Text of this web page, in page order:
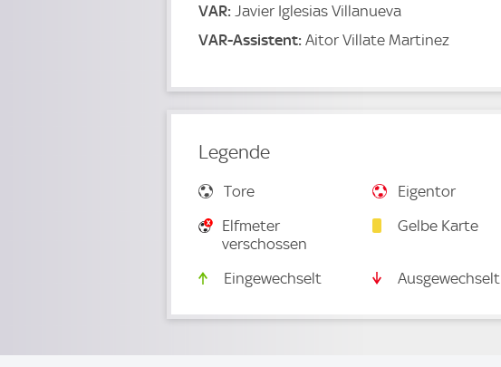
VAR: Javier Iglesias Villanueva
VAR-Assistent: Aitor Villate Martinez
Legende
Tore Eigentor
Elfmeter
verschossen
Gelbe Karte
Eingewechselt Ausgewechselt